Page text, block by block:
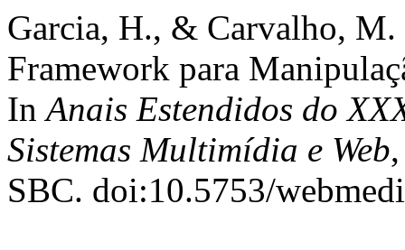
Garcia, H., & Carvalho,
Framework para
InAnais Estendidos do
Sistemas Multimídia e Web
SBC. doi:10.5753/